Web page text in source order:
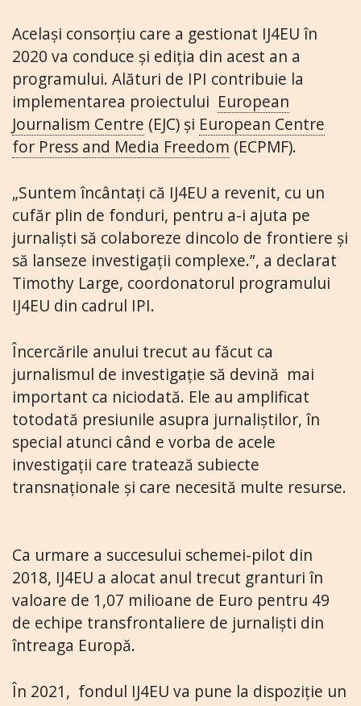
Același consorțiu care a gestionat IJ4EU în
2020 va conduce și ediția din acest an a
programului. Alături de IPI contribuie la
implementarea proiectului European
Journalism Centre (EJC) și European Centre
for Press and Media Freedom (ECPMF).
„Suntem încântați că IJ4EU a revenit, cu un
cufăr plin de fonduri, pentru a-i ajuta pe
jurnaliști să colaboreze dincolo de frontiere și
să lanseze investigații complexe.”, a declarat
Timothy Large, coordonatorul programului
IJ4EU din cadrul IPI.
Încercările anului trecut au făcut ca
jurnalismul de investigație să devină mai
important ca niciodată. Ele au amplificat
totodată presiunile asupra jurnaliștilor, în
special atunci când e vorba de acele
investigații care tratează subiecte
transnaționale și care necesită multe resurse.
Ca urmare a succesului schemei-pilot din
2018, IJ4EU a alocat anul trecut granturi în
valoare de 1,07 milioane de Euro pentru 49
de echipe transfrontaliere de jurnaliști din
întreaga Europă.
În 2021, fondul IJ4EU va pune la dispoziție un